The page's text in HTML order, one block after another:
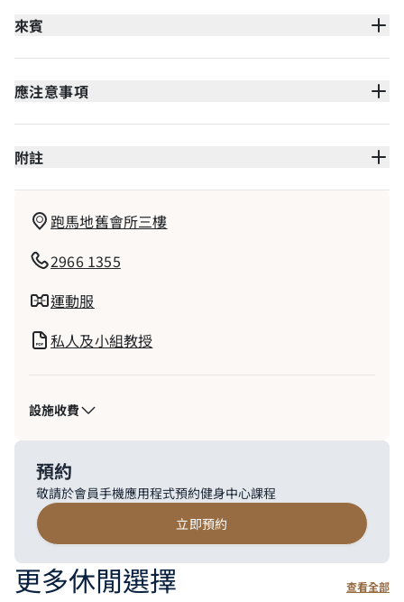
來賓
應注意事項
附註
跑馬地舊會所三樓
2966 1355
運動服
私人及小組教授
設施收費
預約
敬請於會員手機應用程式預約健身中心課程
立即預約
更多休閒選擇 查看全部